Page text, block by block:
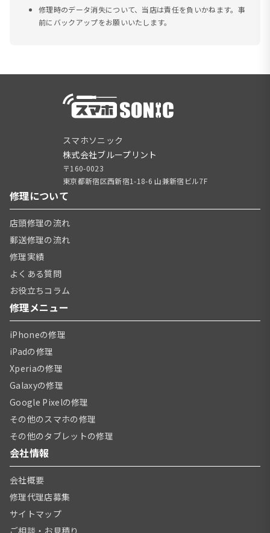
修理時のデータ消失について、当店は責任を負いかねます。事
前にバックアップをお願いいたします。
スマホソニック
株式会社ブループリント
〒160-0023
東京都新宿区西新宿1-18-6 山兼新宿ビル7F
修理について
店頭修理の流れ
郵送修理の流れ
修理実績
よくある質問
お役立ちコラム
修理メニュー
iPhoneの修理
iPadの修理
Xperiaの修理
Galaxyの修理
Google Pixelの修理
その他のスマホの修理
その他のタブレットの修理
会社情報
会社概要
修理代理店募集
サイトマップ